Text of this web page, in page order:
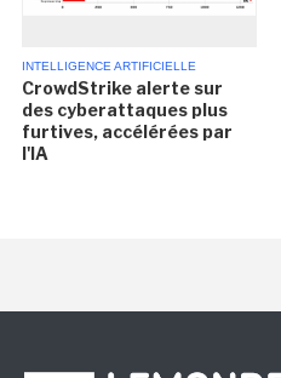
INTELLIGENCE ARTIFICIELLE
CrowdStrike alerte sur
des cyberattaques plus
furtives, accélérées par
l'IA